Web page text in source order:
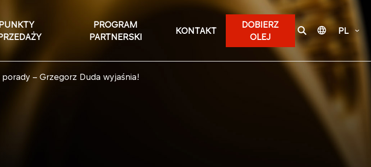
PROGRAM
PARTNERSKI
KONTAKT
DOBIERZ
OLEJ
PL
– Grzegorz Duda wyjaśnia!